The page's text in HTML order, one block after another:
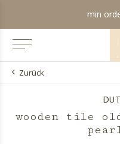
min
Zurück
wooden tile